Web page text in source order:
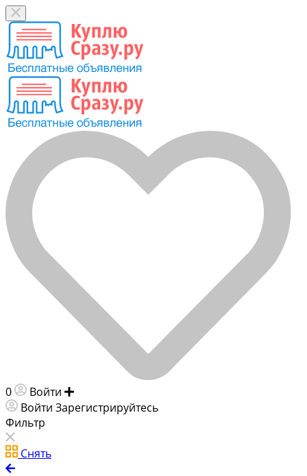
0 Войти
Войти Зарегистрируйтесь
Фильтр
Снять